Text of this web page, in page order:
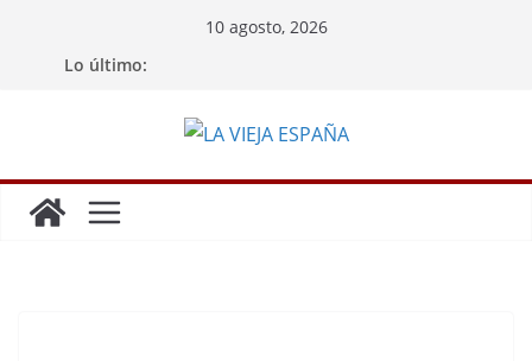
10 agosto, 2026
Lo último: